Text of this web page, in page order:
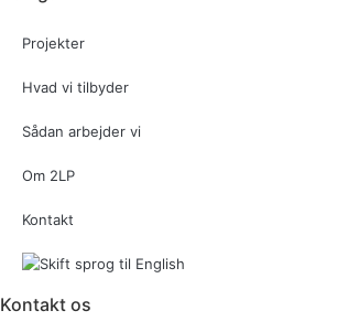
Projekter
Hvad vi tilbyder
Sådan arbejder vi
Om 2LP
Kontakt
Kontakt os